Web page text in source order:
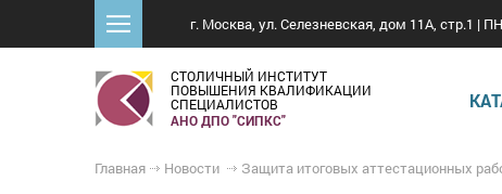
г. Москва, ул. Селезневская, дом 11А, стр.1 |
СТОЛИЧНЫЙ ИНСТИТУТ
ПОВЫШЕНИЯ КВАЛИФИКАЦИИ
СПЕЦИАЛИСТОВ
АНО ДПО "СИПКС"
Главная Новости Защита итоговых аттестационных работ по программе «Государственное и муниципальное